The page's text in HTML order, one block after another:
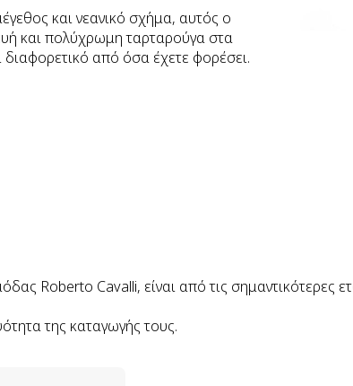
και νεανικό σχήμα, αυτός ο
και πολύχρωμη ταρταρούγα στα
διαφορετικό από όσα έχετε φορέσει.
Roberto Cavalli, είναι από τις σημαντικότερες
της καταγωγής τους.